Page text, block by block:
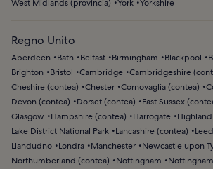
West Midlands (provincia)
York Yorkshire
Regno Unito
Aberdeen Bath Belfast Birmingham Blackpool
Brighton
Bristol Cambridge Cambridgeshire
Cheshire (contea)
Chester Cornovaglia (contea)
Devon (contea)
Dorset (contea) East Sussex
Glasgow
Hampshire (contea) Harrogate Highland
Lake District National Park
Lancashire (contea)
Llandudno
Londra Manchester
Newcastle upon
Northumberland (contea)
Nottingham